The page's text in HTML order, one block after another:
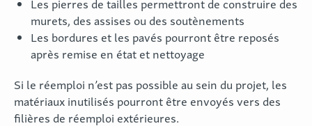
Les pierres de tailles permettront de construire des
murets, des assises ou des soutènements
Les bordures et les pavés pourront être reposés
après remise en état et nettoyage
Si le réemploi n’est pas possible au sein du projet, les
matériaux inutilisés pourront être envoyés vers des
filières de réemploi extérieures.